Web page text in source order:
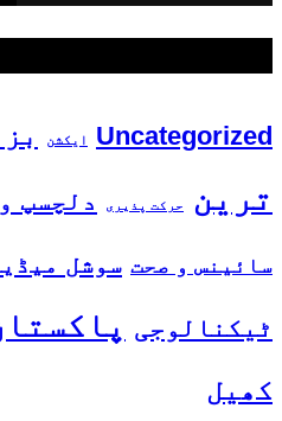
Uncategorized ایکشن
ترین
حرکت پذیری دلچسپ
سائینس و صحت سوشل
ٹیکنالوجی
کھیل